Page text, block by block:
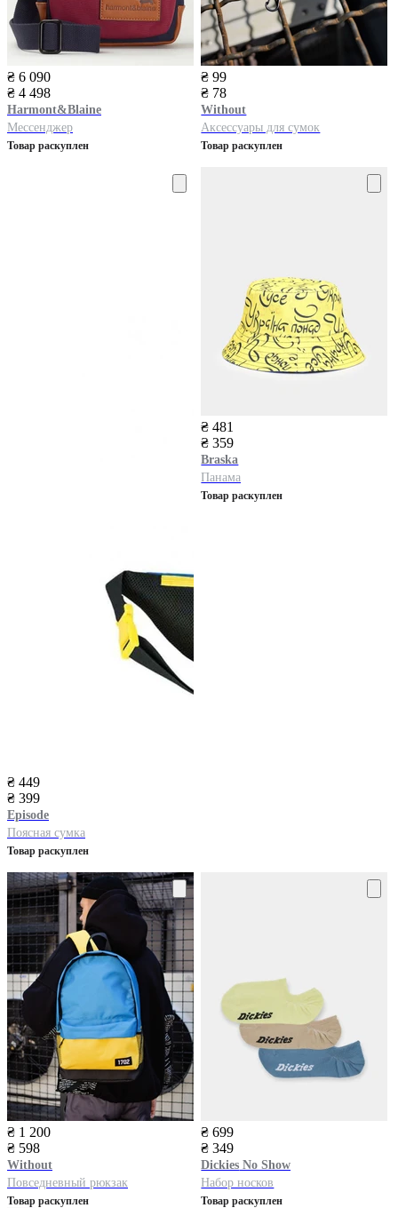
₴ 6 090
₴ 4 498
Harmont&Blaine
Мессенджер
Товар раскуплен
₴ 99
₴ 78
Without
Аксессуары для сумок
Товар раскуплен
₴ 449
₴ 399
Episode
Поясная сумка
Товар раскуплен
₴ 481
₴ 359
Braska
Панама
Товар раскуплен
₴ 1 200
₴ 598
Without
Повседневный рюкзак
Товар раскуплен
₴ 699
₴ 349
Dickies No Show
Набор носков
Товар раскуплен